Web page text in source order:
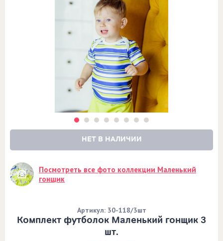
НЕТ В НАЛИЧИИ
Посмотреть все фото коллекции Маленький
гонщик
Комплект футболок Маленький гонщик 3
шт.
Артикул: 30-118/3шт